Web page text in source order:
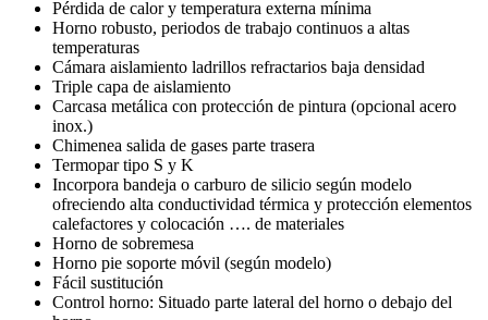
Pérdida de calor y temperatura externa mínima
Horno robusto, periodos de trabajo continuos a altas
temperaturas
Cámara aislamiento ladrillos refractarios baja densidad
Triple capa de aislamiento
Carcasa metálica con protección de pintura (opcional acero
inox.)
Chimenea salida de gases parte trasera
Termopar tipo S y K
Incorpora bandeja o carburo de silicio según modelo
ofreciendo alta conductividad térmica y protección elementos
calefactores y colocación …. de materiales
Horno de sobremesa
Horno pie soporte móvil (según modelo)
Fácil sustitución
Control horno: Situado parte lateral del horno o debajo del